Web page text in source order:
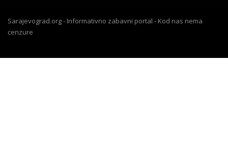
Sarajevograd.org - Informativno zabavni portal - Kod nas nema
cenzure